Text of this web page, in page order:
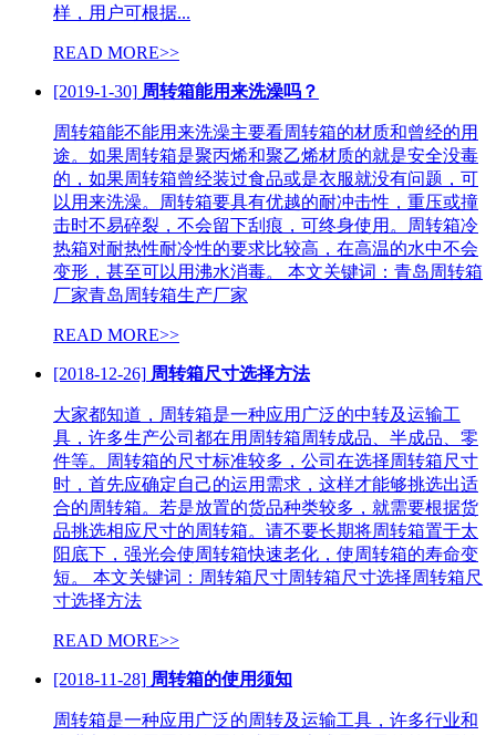
样，用户可根据...
READ MORE>>
[2019-1-30] 周转箱能用来洗澡吗？
周转箱能不能用来洗澡主要看周转箱的材质和曾经的用
途。如果周转箱是聚丙烯和聚乙烯材质的就是安全没毒
的，如果周转箱曾经装过食品或是衣服就没有问题，可
以用来洗澡。周转箱要具有优越的耐冲击性，重压或撞
击时不易碎裂，不会留下刮痕，可终身使用。周转箱冷
热箱对耐热性耐冷性的要求比较高，在高温的水中不会
变形，甚至可以用沸水消毒。 本文关键词：青岛周转箱
厂家青岛周转箱生产厂家
READ MORE>>
[2018-12-26] 周转箱尺寸选择方法
大家都知道，周转箱是一种应用广泛的中转及运输工
具，许多生产公司都在用周转箱周转成品、半成品、零
件等。周转箱的尺寸标准较多，公司在选择周转箱尺寸
时，首先应确定自己的运用需求，这样才能够挑选出适
合的周转箱。若是放置的货品种类较多，就需要根据货
品挑选相应尺寸的周转箱。请不要长期将周转箱置于太
阳底下，强光会使周转箱快速老化，使周转箱的寿命变
短。 本文关键词：周转箱尺寸周转箱尺寸选择周转箱尺
寸选择方法
READ MORE>>
[2018-11-28] 周转箱的使用须知
周转箱是一种应用广泛的周转及运输工具，许多行业和